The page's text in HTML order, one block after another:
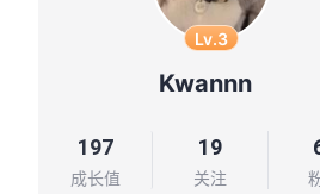
Lv.3
Kwannn
197
成长值
19
关注